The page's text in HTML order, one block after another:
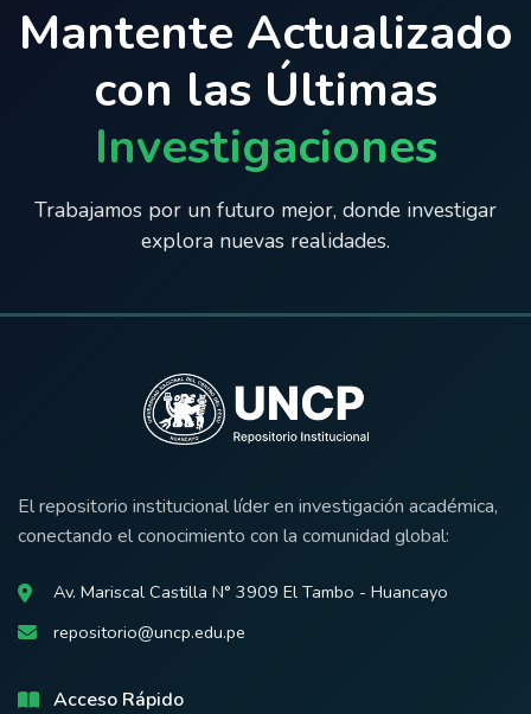
Mantente Actualizado
con las Últimas
Investigaciones
Trabajamos por un futuro mejor, donde investigar
explora nuevas realidades.
El repositorio institucional líder en investigación académica,
conectando el conocimiento con la comunidad global:
Av. Mariscal Castilla N° 3909 El Tambo - Huancayo
repositorio@uncp.edu.pe
Acceso Rápido